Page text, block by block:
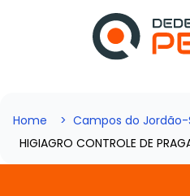
Home Campos do Jordão-
HIGIAGRO CONTROLE DE